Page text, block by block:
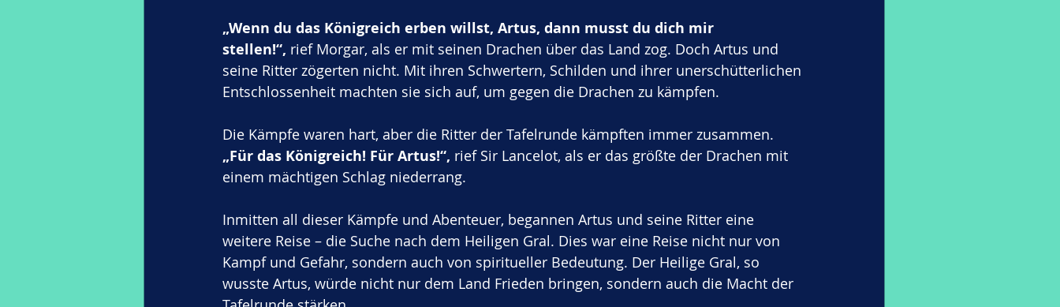
„Wenn du das Königreich erben willst, Artus, dann musst du dich mir
stellen!“, rief Morgar, als er mit seinen Drachen über das Land zog. Doch Artus und
seine Ritter zögerten nicht. Mit ihren Schwertern, Schilden und ihrer unerschütterlichen
Entschlossenheit machten sie sich auf, um gegen die Drachen zu kämpfen.
Die Kämpfe waren hart, aber die Ritter der Tafelrunde kämpften immer zusammen.
„Für das Königreich! Für Artus!“, rief Sir Lancelot, als er das größte der Drachen mit
einem mächtigen Schlag niederrang.
Inmitten all dieser Kämpfe und Abenteuer, begannen Artus und seine Ritter eine
weitere Reise – die Suche nach dem Heiligen Gral. Dies war eine Reise nicht nur von
Kampf und Gefahr, sondern auch von spiritueller Bedeutung. Der Heilige Gral, so
wusste Artus, würde nicht nur dem Land Frieden bringen, sondern auch die Macht der